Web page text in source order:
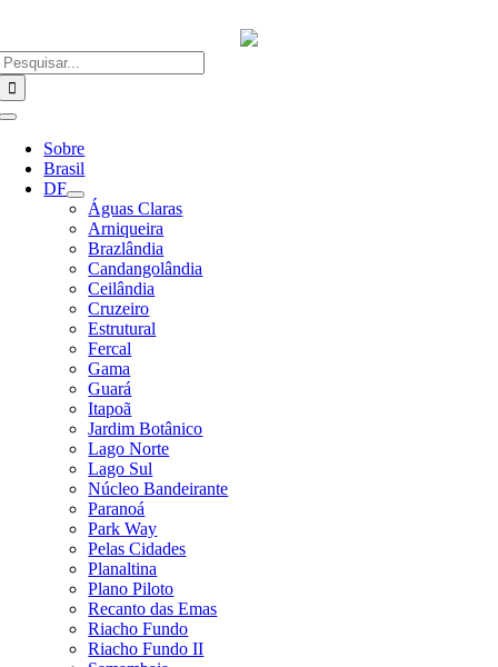
o
conteúdo
Alternar
Navegação
Sobre
Brasil
DF
Águas Claras
Arniqueira
Brazlândia
Candangolândia
Ceilândia
Cruzeiro
Estrutural
Fercal
Gama
Guará
Itapoã
Jardim Botânico
Lago Norte
Lago Sul
Núcleo Bandeirante
Paranoá
Park Way
Pelas Cidades
Planaltina
Plano Piloto
Recanto das Emas
Riacho Fundo
Riacho Fundo II